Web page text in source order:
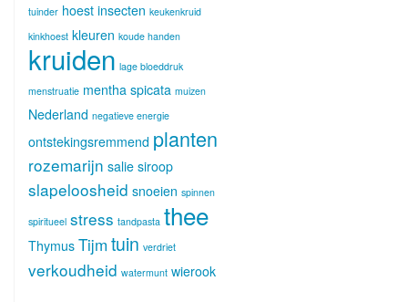
tuinder hoest insecten keukenkruid
kinkhoest kleuren koude handen
kruiden lage bloeddruk
menstruatie mentha spicata muizen
Nederland negatieve energie
ontstekingsremmend planten
rozemarijn salie siroop
slapeloosheid snoeien spinnen
spiritueel stress tandpasta thee
Thymus Tijm tuin verdriet
verkoudheid watermunt wierook